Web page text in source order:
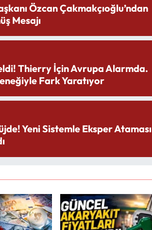
Özcan Çakmakçıoğlu’ndan
Mesajı
Thierry İçin Avrupa Alarmda.
Fark Yaratıyor
Yeni Sistemle Eksper Ataması